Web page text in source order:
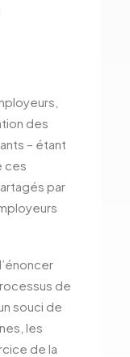
des
– étant
ces
par
de
souci de
les
de la